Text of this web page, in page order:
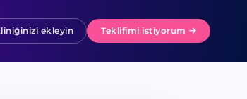
ekleyin Teklifimi istiyorum